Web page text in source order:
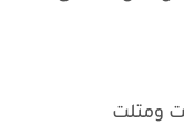
ومتلت